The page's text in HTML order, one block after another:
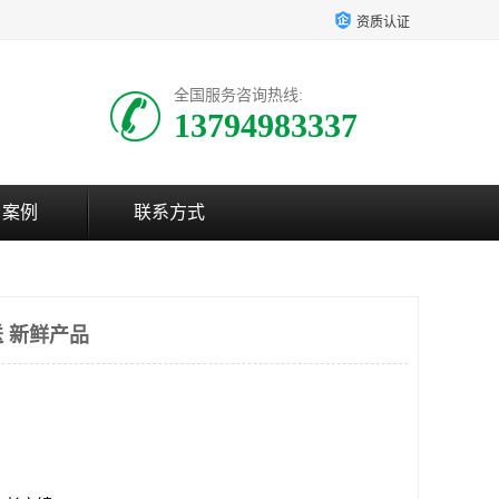
资质认证
全国服务咨询热线:
13794983337
例 联系方式
新鲜产品